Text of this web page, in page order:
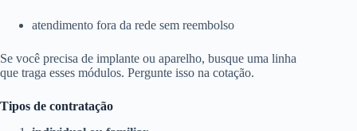
atendimento fora da rede sem reembolso
Se você precisa de implante ou aparelho, busque uma linha
que traga esses módulos. Pergunte isso na cotação.
Tipos de contratação